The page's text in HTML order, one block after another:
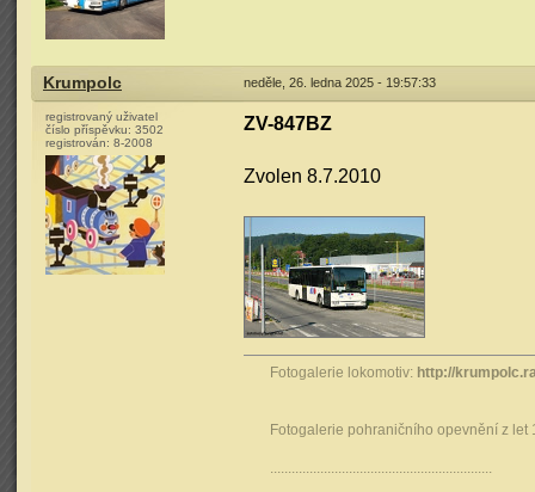
Krumpolc neděle, 26. ledna 2025 - 19:57:33
registrovaný uživatel
číslo příspěvku: 3502
registrován: 8-2008
ZV-847BZ
Zvolen 8.7.2010
Fotogalerie lokomotiv: http://
Fotogalerie pohraničního opevnění z let
..............................................................